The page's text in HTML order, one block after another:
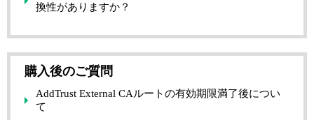
換性がありますか？
購入後のご質問
AddTrust External CAルートの有効期限満了後につい
て